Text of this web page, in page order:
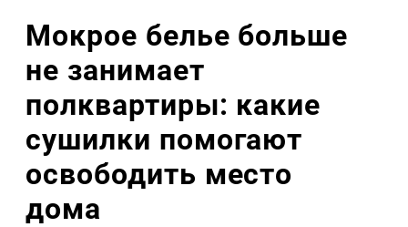
Мокрое белье больше
не занимает
полквартиры: какие
сушилки помогают
освободить место
дома